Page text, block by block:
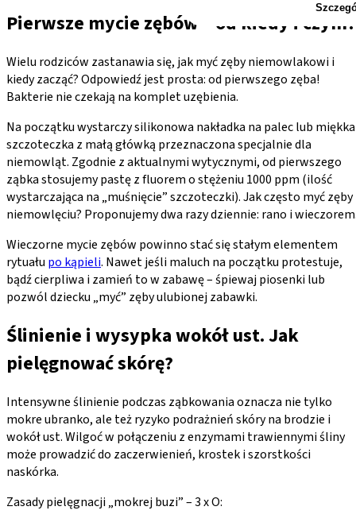
Pierwsze mycie zębów – od kiedy i czym?
Wielu rodziców zastanawia się, jak myć zęby niemowlakowi i
kiedy zacząć? Odpowiedź jest prosta: od pierwszego zęba!
Bakterie nie czekają na komplet uzębienia.
Na początku wystarczy silikonowa nakładka na palec lub miękka
szczoteczka z małą główką przeznaczona specjalnie dla
niemowląt. Zgodnie z aktualnymi wytycznymi, od pierwszego
ząbka stosujemy pastę z fluorem o stężeniu 1000 ppm (ilość
wystarczająca na „muśnięcie” szczoteczki). Jak często myć zęby
niemowlęciu? Proponujemy dwa razy dziennie: rano i
Wieczorne mycie zębów powinno stać się stałym elementem
rytuału po kąpieli. Nawet jeśli maluch na początku protestuje,
bądź cierpliwa i zamień to w zabawę – śpiewaj piosenki lub
pozwól dziecku „myć” zęby ulubionej zabawki.
Ślinienie i wysypka wokół ust. Jak
pielęgnować skórę?
Intensywne ślinienie podczas ząbkowania oznacza nie tylko
mokre ubranko, ale też ryzyko podrażnień skóry na brodzie i
wokół ust. Wilgoć w połączeniu z enzymami trawiennymi śliny
może prowadzić do zaczerwienień, krostek i szorstkości
naskórka.
Zasady pielęgnacji „mokrej buzi” – 3 x O: